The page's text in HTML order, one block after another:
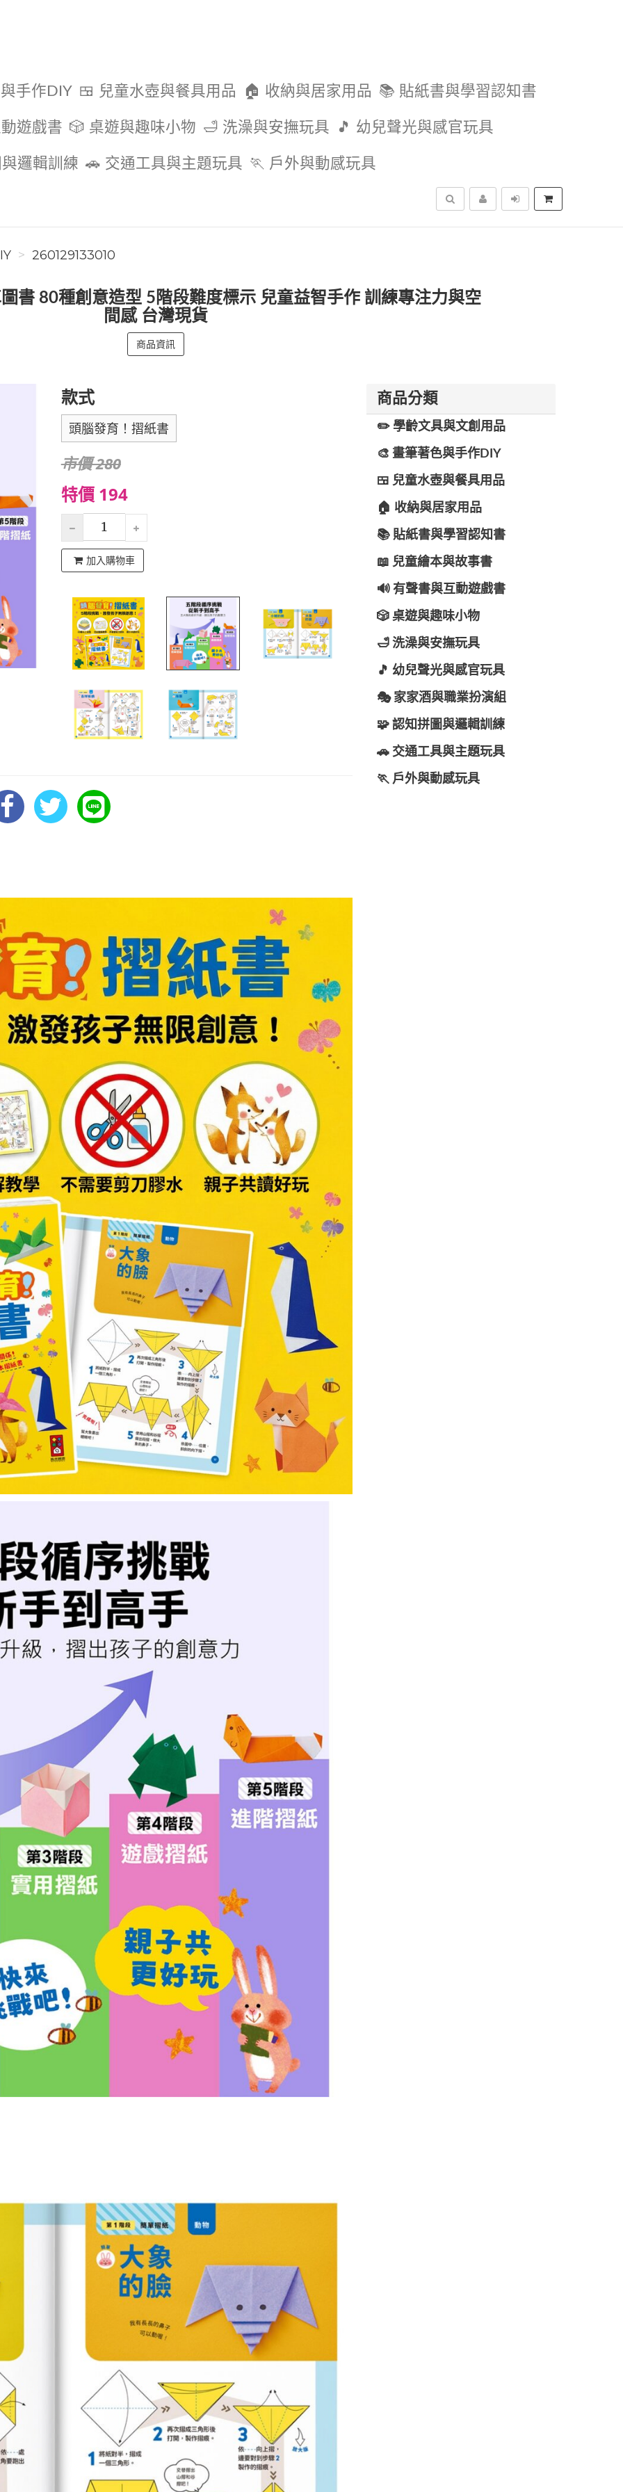
手作DIY 🍱 兒童水壺與餐具用品 🏠 收納與居家用品 📚 貼紙書與學習認知書
遊戲書 🎲 桌遊與趣味小物 🛁 洗澡與安撫玩具 🎵 幼兒聲光與感官玩具
邏輯訓練 🚗 交通工具與主題玩具 🏃 戶外與動感玩具
搜尋
260129133010
書 80種創意造型 5階段難度標示 兒童益智手作 訓練專注力與空
間感 台灣現貨
商品資訊
款式
頭腦發育！摺紙書
市價 280
特價 194
加入購物車
商品分類
✏️ 學齡文具與文創用品
🎨 畫筆著色與手作DIY
🍱 兒童水壺與餐具用品
🏠 收納與居家用品
📚 貼紙書與學習認知書
📖 兒童繪本與故事書
🔊 有聲書與互動遊戲書
🎲 桌遊與趣味小物
🛁 洗澡與安撫玩具
🎵 幼兒聲光與感官玩具
🎭 家家酒與職業扮演組
🧩 認知拼圖與邏輯訓練
🚗 交通工具與主題玩具
🏃 戶外與動感玩具